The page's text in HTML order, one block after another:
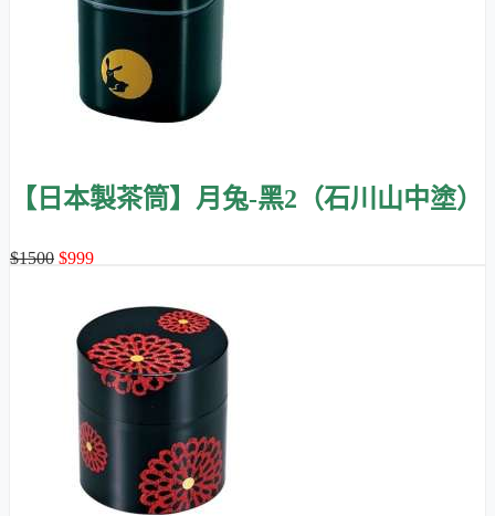
【日本製茶筒】月兔-黑2（石川山中塗）
$1500 $999